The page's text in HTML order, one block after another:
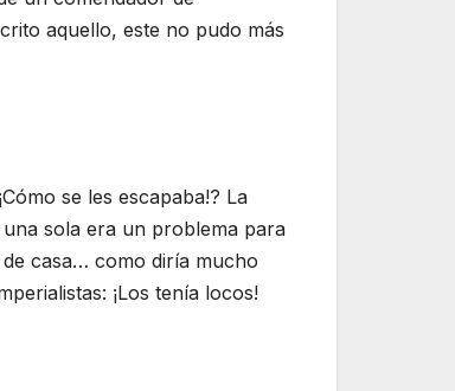
aquello, este no pudo más
se les escapaba!? La
sola era un problema para
casa… como diría mucho
¡Los tenía locos!